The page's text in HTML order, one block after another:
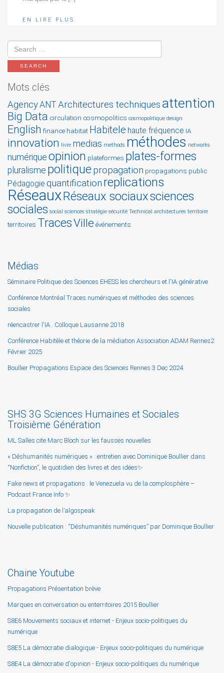
EN LIRE PLUS
Mots clés
AgencyANTArchitectures techniques attention
Big Data circulation cosmopolitics cosmopolitique design
English finance habitat Habitele haute fréquence IA
innovation livre medias methods méthodes networks
numérique opinion plateformes plates-formes
pluralisme politique propagation propagations public
Pédagogie quantification replications
RéseauxRéseaux sociauxsciences
sociales social sciences stratégie sécurité Technical architectures territoire
territoires TracesVille événements
Médias
Séminaire Politique des Sciences EHESS les chercheurs et l'IA générative
Conférence Montréal Traces numériques et méthodes des sciences
sociales
réencastrer l'IA . Colloque Lausanne 2018
Conférence Habitèle et théorie de la médiation Association ADAM Rennes2
Février 2025
Boullier Propagations Espace des Sciences Rennes 3 Dec 2024
SHS 3G Sciences Humaines et Sociales
Troisième Génération
ML Salles cite Marc Bloch sur les fausses nouvelles
« Déshumanités numériques » : entretien avec Dominique Boullier dans
“Nonfiction”, le quotidien des livres et des idées✨
Fake news et propagations : le Venezuela vu de la complosphère –
Podcast France Info ✨
La propagation de l’algospeak
Nouvelle publication : “Déshumanités numériques” par Dominique Boullier
Chaine Youtube
Propagations Présentation brève
Marques en conversation ou enterritoires 2015 Boullier
S8E6 Mouvements sociaux et internet - Enjeux socio-politiques du
numérique
S8E5 La démocratie dialogique - Enjeux socio-politiques du numérique
S8E4 La démocratie d'opinion - Enjeux socio-politiques du numérique